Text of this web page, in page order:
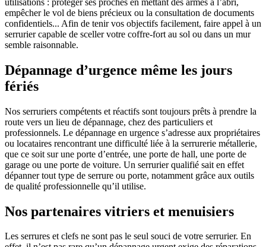
empêcher le vol de biens précieux ou la consultation de documents
confidentiels... Afin de tenir vos objectifs facilement, faire appel à un
serrurier capable de sceller votre coffre-fort au sol ou dans un mur
semble raisonnable.
Dépannage d’urgence même les jours
fériés
Nos serruriers compétents et réactifs sont toujours prêts à prendre la
route vers un lieu de dépannage, chez des particuliers et
professionnels. Le dépannage en urgence s’adresse aux propriétaires
ou locataires rencontrant une difficulté liée à la serrurerie métallerie,
que ce soit sur une porte d’entrée, une porte de hall, une porte de
garage ou une porte de voiture. Un serrurier qualifié sait en effet
dépanner tout type de serrure ou porte, notamment grâce aux outils
de qualité professionnelle qu’il utilise.
Nos partenaires vitriers et menuisiers
Les serrures et clefs ne sont pas le seul souci de votre serrurier. En